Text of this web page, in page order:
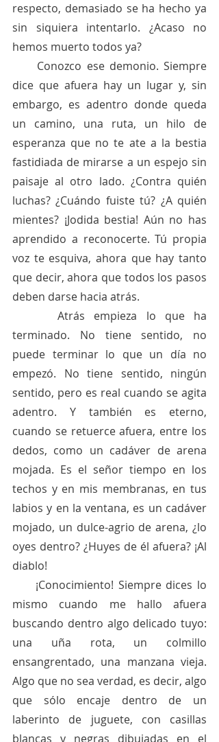
respecto, demasiado se ha hecho ya
sin siquiera intentarlo. ¿Acaso no
hemos muerto todos ya?
dice que afuera hay un lugar y, sin
embargo, es adentro donde queda
un camino, una ruta, un hilo de
esperanza que no te ate a la bestia
fastidiada de mirarse a un espejo sin
paisaje al otro lado. ¿Contra quién
luchas? ¿Cuándo fuiste tú? ¿A quién
mientes? ¡Jodida bestia! Aún no has
aprendido a reconocerte. Tú propia
voz te esquiva, ahora que hay tanto
que decir, ahora que todos los pasos
deben darse hacia atrás.
     Atrás empieza lo que ha
terminado. No tiene sentido, no
puede terminar lo que un día no
empezó. No tiene sentido, ningún
sentido, pero es real cuando se agita
adentro. Y también es eterno,
cuando se retuerce afuera, entre los
dedos, como un cadáver de arena
mojada. Es el señor tiempo en los
techos y en mis membranas, en tus
labios y en la ventana, es un cadáver
mojado, un dulce-agrio de arena, ¿lo
oyes dentro? ¿Huyes de él afuera? ¡Al
diablo!
mismo cuando me hallo afuera
buscando dentro algo delicado tuyo:
una uña rota, un colmillo
ensangrentado, una manzana vieja.
Algo que no sea verdad, es decir, algo
que sólo encaje dentro de un
laberinto de juguete, con casillas
blancas y negras dibujadas en el